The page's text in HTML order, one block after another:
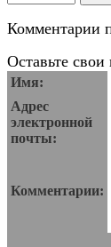
Комментарии
Оставьте
Имя:
Адрес
электронной
почты:
Комментарии: